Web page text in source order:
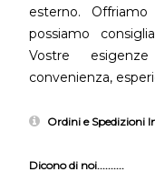
esterno.
possiamo
Vostre
convenienza,
Ordini e Spedizioni
Dicono di noi..........